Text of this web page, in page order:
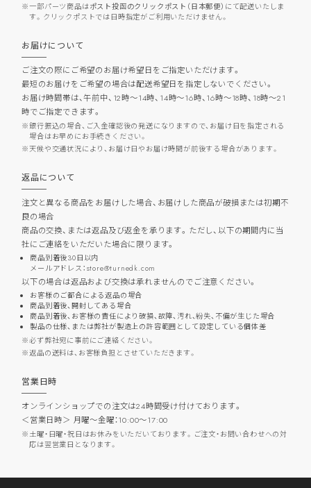
一部パーツ商品はポスト投函のクリックポスト（日本郵便） にて配送いたしま
す。クリックポストでは日時指定がご利用いただけません。
お届けについて
ご注文の際にご希望のお届け希望日をご指定いただけます。
最短のお届けをご希望の場合は配送希望日を指定しないでください。
お届け時間帯は、午前中、12時～14時、14時～16時、16時～18時、18時～21
時でご指定できます。
銀行振込の場合、ご入金確認後の発送になりますので、お届け日を指定される
場合はお早めにお手続きください。
天候や交通状況により、お届け日やお届け時間が前後する場合があります。
返品について
注文と異なる商品をお届けした場合、お届けした商品が破損または初期不
良の場合
商品の交換、または返品及び返金を承ります。ただし、以下の期間内に当
社にご連絡をいただいた場合に限ります。
商品到着後30日以内
メールアドレス：store@turnedk.com
以下の場合は返品および交換は承れませんのでご注意ください。
お客様のご都合による返品の場合
商品到着後、開封してある場合
商品到着後、お客様の責任により破損、故障、汚れ、紛失、不備が生じた場合
製品の仕様、または弊社が製造上の許容範囲として設定している個体差
必ず弊社宛に事前にご連絡ください。
返品の送料は、お客様負担とさせていただきます。
営業日時
オンラインショップでの注文は24時間受け付けております。
＜営業日時＞ 月曜～金曜：10:00～17:00
土曜・日曜・祝日はお休みをいただいております。ご注文・お問い合わせへの対
応は翌営業日となります。